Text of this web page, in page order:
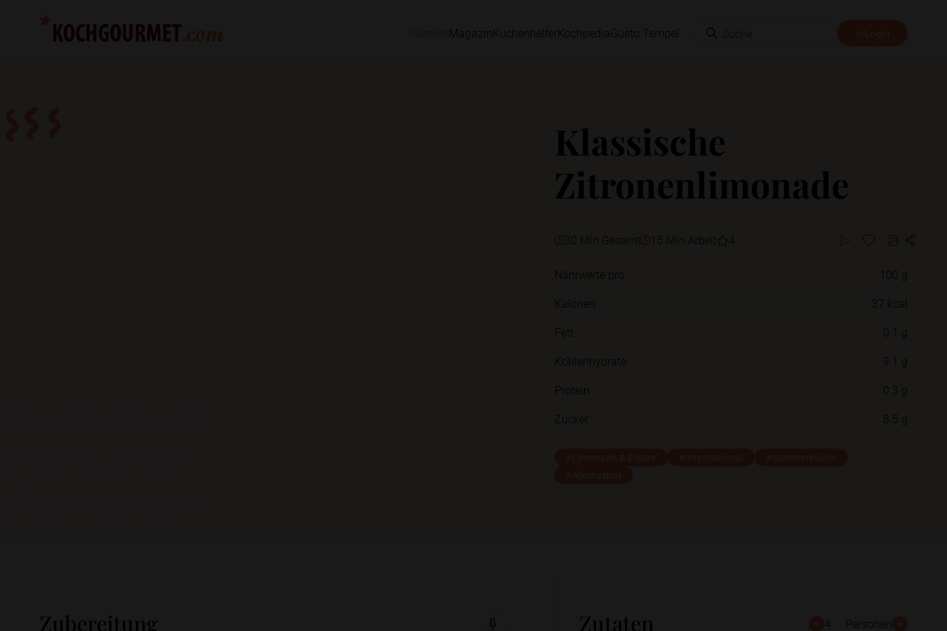
Magazin Küchenhelfer Kochpedia Gusto Tempel
Klassische
Zitronenlimonade
30 Min Gesamt 15 Min Arbeit 4
Nährwerte pro
100 g
Kalorien
37 kcal
Fett
0.1 g
Kohlenhydrate
9.1 g
Protein
0.3 g
Zucker
8.5 g
Zutaten 4 Personen
Zubereitung